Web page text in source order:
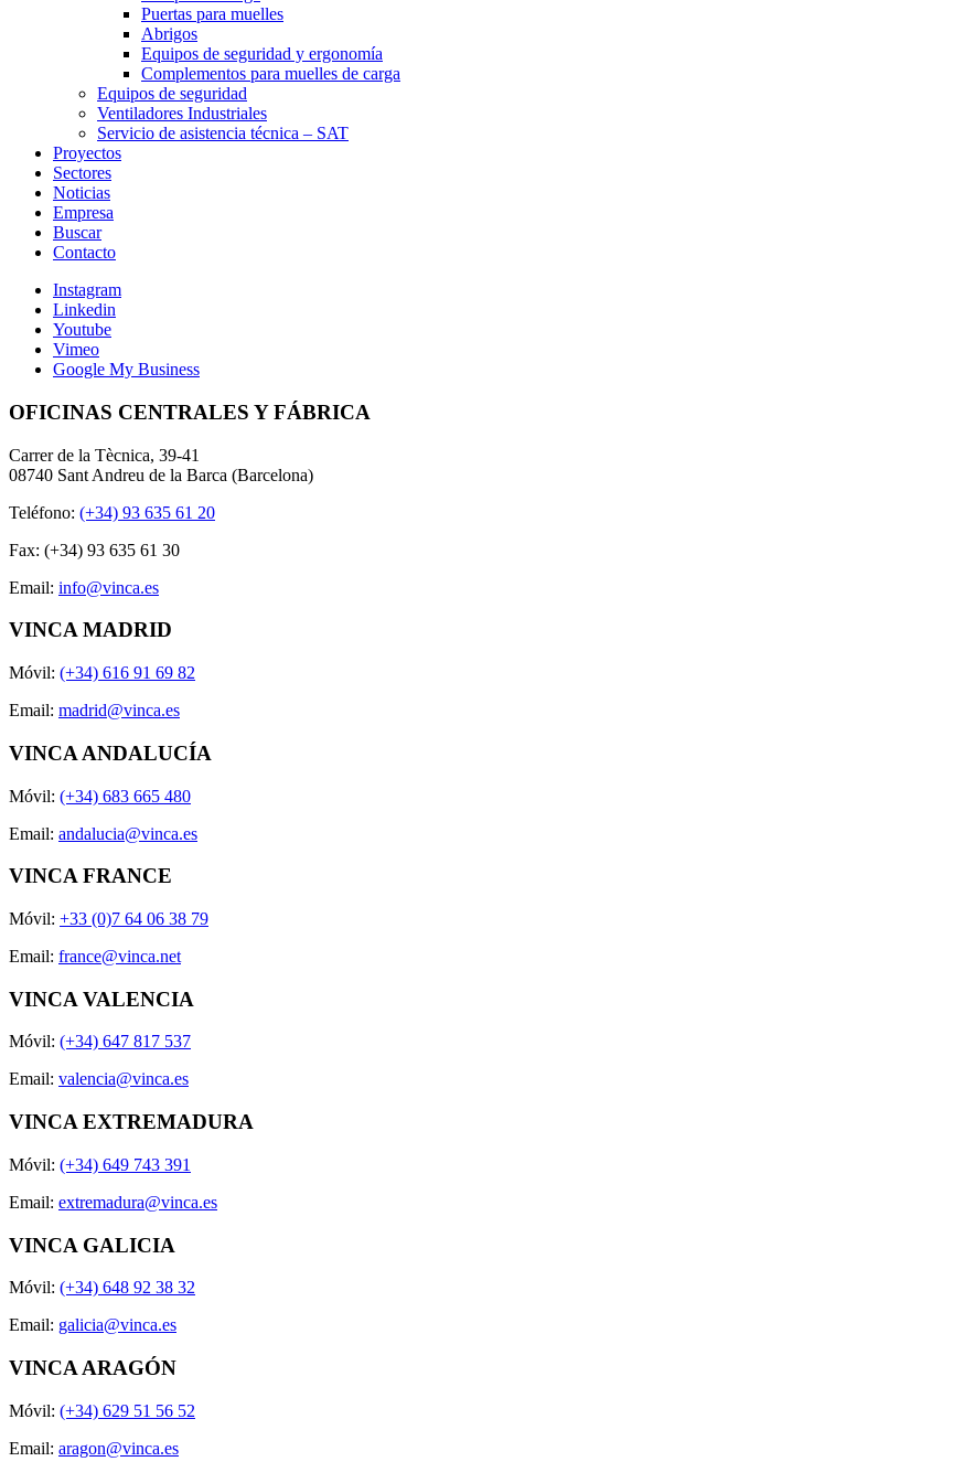
Puertas para muelles
Abrigos
Equipos de seguridad y ergonomía
Complementos para muelles de carga
Equipos de seguridad
Ventiladores Industriales
Servicio de asistencia técnica – SAT
Proyectos
Sectores
Noticias
Empresa
Buscar
Contacto
Instagram
Linkedin
Youtube
Vimeo
Google My Business
OFICINAS CENTRALES Y FÁBRICA
Carrer de la Tècnica, 39-41
08740 Sant Andreu de la Barca (Barcelona)
Teléfono: (+34) 93 635 61 20
Fax: (+34) 93 635 61 30
Email: info@vinca.es
VINCA MADRID
Móvil: (+34) 616 91 69 82
Email: madrid@vinca.es
VINCA ANDALUCÍA
Móvil: (+34) 683 665 480
Email: andalucia@vinca.es
VINCA FRANCE
Móvil: +33 (0)7 64 06 38 79
Email: france@vinca.net
VINCA VALENCIA
Móvil: (+34) 647 817 537
Email: valencia@vinca.es
VINCA EXTREMADURA
Móvil: (+34) 649 743 391
Email: extremadura@vinca.es
VINCA GALICIA
Móvil: (+34) 648 92 38 32
Email: galicia@vinca.es
VINCA ARAGÓN
Móvil: (+34) 629 51 56 52
Email: aragon@vinca.es